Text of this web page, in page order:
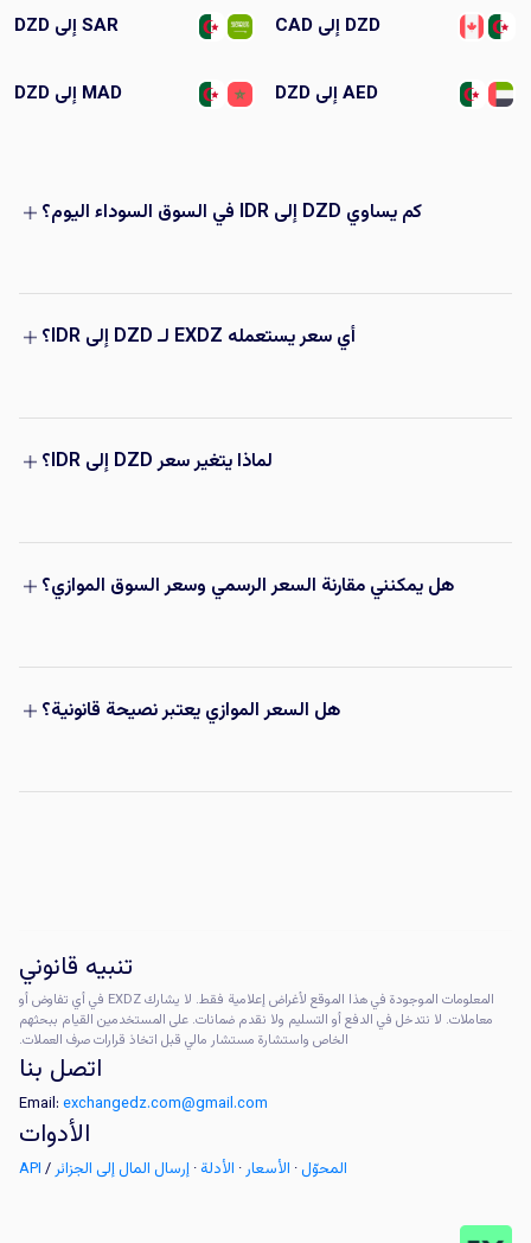
DZD إلى CAD SAR إلى DZD
AED إلى DZD MAD إلى DZD
كم يساوي DZD إلى IDR في السوق السوداء اليوم؟
أي سعر يستعمله EXDZ لـ DZD إلى IDR؟
لماذا يتغير سعر DZD إلى IDR؟
هل يمكنني مقارنة السعر الرسمي وسعر السوق الموازي؟
هل السعر الموازي يعتبر نصيحة قانونية؟
تنبيه قانوني
المعلومات الموجودة في هذا الموقع لأغراض إعلامية فقط. لا يشارك EXDZ في أي تفاوض أو
معاملات. لا نتدخل في الدفع أو التسليم ولا نقدم ضمانات. على المستخدمين القيام ببحثهم
الخاص واستشارة مستشار مالي قبل اتخاذ قرارات صرف العملات.
اتصل بنا
Email: exchangedz.com@gmail.com
الأدوات
المحوّل· الأسعار · الأدلة · إرسال المال إلى الجزائر /
API